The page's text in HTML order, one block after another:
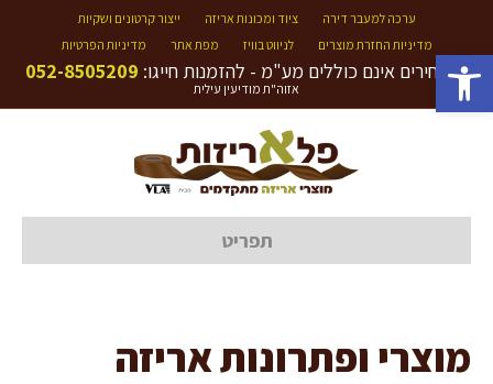
פתח סרגל נגישות
ערכה למעבר דירה ציוד ומכונות אריזה
ייצור קרטונים ושקיות
מדיניות החזרת מוצרים
לניווט בוויז מפת אתר מדיניות הפרטיות
המחירים אינם כוללים מע"מ - להזמנות חייגו: 052-8505209
אזוה"ת מודיעין עילית
תפריט
מוצרי ופתרונות אריזה